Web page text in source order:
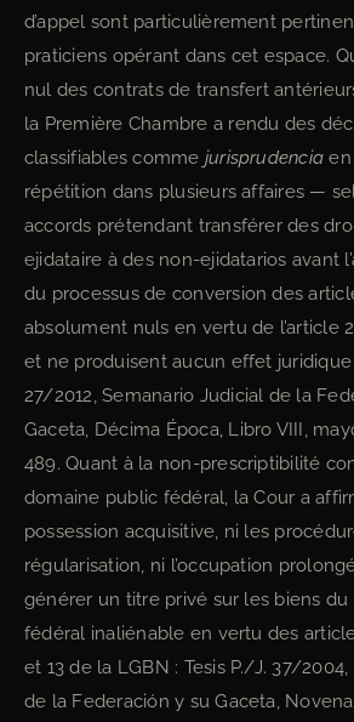
d’appel sont particulièrement
praticiens opérant dans cet espace.
nul des contrats de transfert
la Première Chambre a rendu des
classifiables comme jurisprudencia
répétition dans plusieurs affaires —
accords prétendant transférer des
ejidataire à des non-ejidatarios avant
du processus de conversion des
absolument nuls en vertu de l’article
et ne produisent aucun effet juridique
27/2012, Semanario Judicial de la
Gaceta, Décima Época, Libro VIII,
489. Quant à la non-prescriptibilité
domaine public fédéral, la Cour a
possession acquisitive, ni les
régularisation, ni l’occupation
générer un titre privé sur les biens
fédéral inaliénable en vertu des
et 13 de la LGBN : Tesis P./J. 37/
de la Federación y su Gaceta,